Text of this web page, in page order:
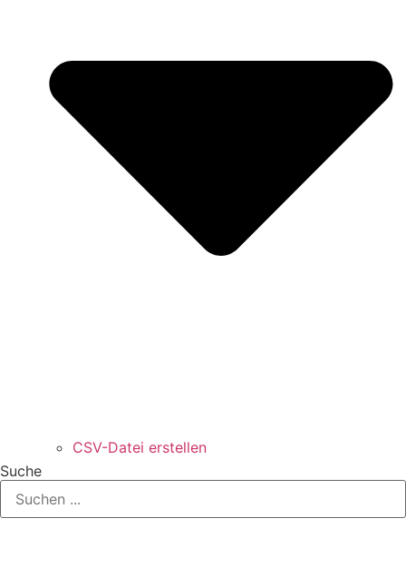
CSV-Datei erstellen
Suche